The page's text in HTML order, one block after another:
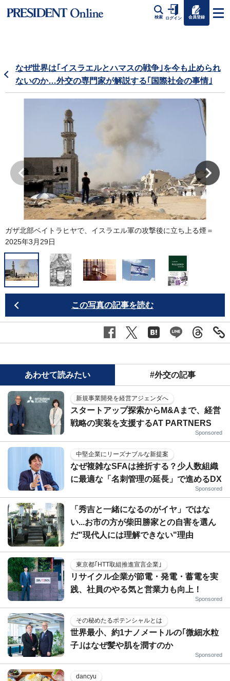
検索 ログイン 会員登録
なぜ世界は｢イスラエルとハマスの戦争｣を今も止められ
ないのか…外交の専門家が解説する｢国際社会の事情｣
ガザ北部ベイトラヒヤで、イスラエル軍の攻撃後に立ち上る煙＝
2025年3月29日
この写真の記事を読む
あわせて読みたい #外交の記事
新規事業開発を経営アジェンダへ
スタートアップ探索からM&Aまで、経営
戦略の実装を支援するAT PARTNERS
Sponsored
中堅企業にリーズナブルな新提案
なぜ複雑なSFAは挫折する？少人数組織
に最適な「名刺管理の延長」で進めるDX
Sponsored
「秀吉と一緒になるのがイヤ」ではな
い...お市の方が柴田勝家との自害を選ん
だ"現代人には理解できない"理由
東京都｢HTT取組推進宣言企業｣
リサイクル企業が節電・発電・蓄電を実
践、社員のやる気と営業力も向上！
Sponsored
その秘めたるポテンシャルとは
世界最小、約1ナノメートルの｢微細水粒
子｣はなぜ髪や肌を潤すのか
Sponsored
dancyu